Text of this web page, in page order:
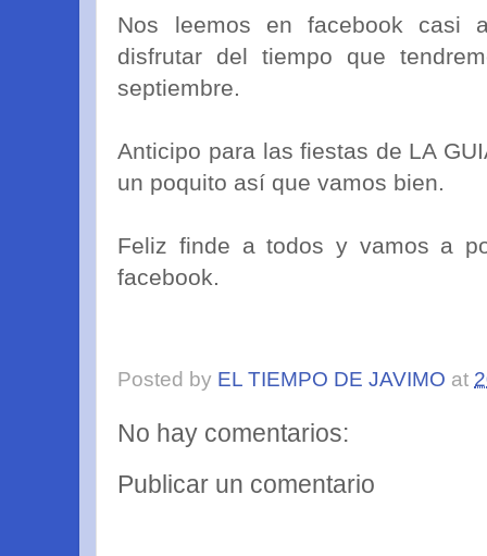
Nos leemos en facebook casi
disfrutar del tiempo que
septiembre.
Anticipo para las fiestas de LA
un poquito así que vamos bien.
Feliz finde a todos y vamos a
facebook.
Posted by EL TIEMPO DE JAVIMO at
No hay comentarios:
Publicar un comentario